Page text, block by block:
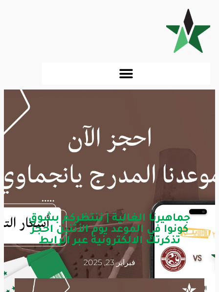
جماهيرنا الغالية | ننتظركم بشوق
كونوا في الموعد يوم الأثنين احجز
تذكرتك الالكترونية عبر الرابط
فبراير 23, 2025